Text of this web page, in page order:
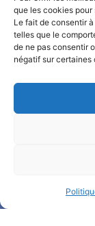
que les cookies
Le fait de consentir
telles que le
de ne pas consentir
négatif sur